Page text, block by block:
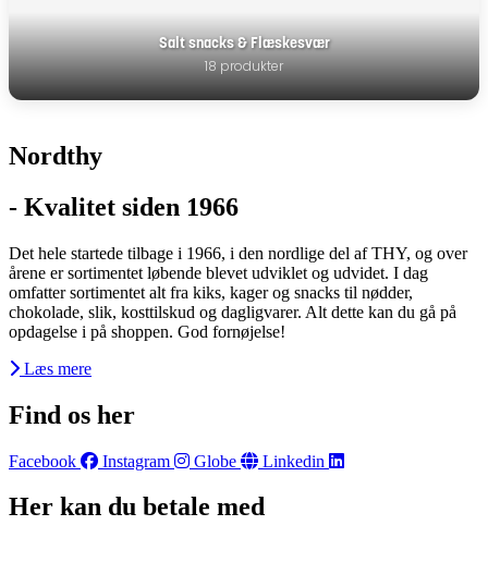
Salt snacks & Flæskesvær
18 produkter
Nordthy
- Kvalitet siden 1966
Det hele startede tilbage i 1966, i den nordlige del af THY, og over
årene er sortimentet løbende blevet udviklet og udvidet. I dag
omfatter sortimentet alt fra kiks, kager og snacks til nødder,
chokolade, slik, kosttilskud og dagligvarer. Alt dette kan du gå på
opdagelse i på shoppen. God fornøjelse!
Læs mere
Find os her
Facebook Instagram Globe Linkedin
Her kan du betale med